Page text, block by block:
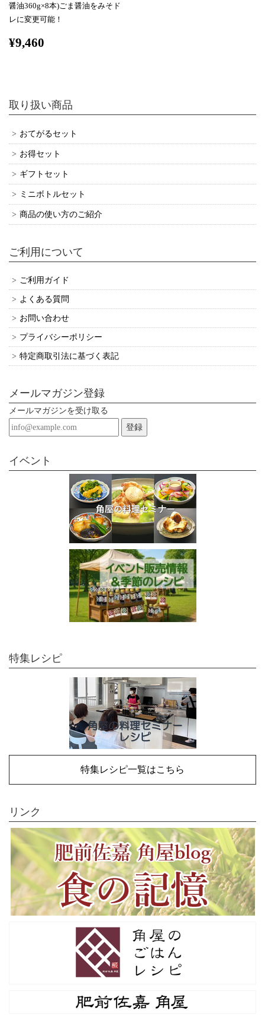
醤油360g×8本)ごま醤油をみそド
レに変更可能！
¥9,460
取り扱い商品
おてがるセット
お得セット
ギフトセット
ミニボトルセット
商品の使い方のご紹介
ご利用について
ご利用ガイド
よくある質問
お問い合わせ
プライバシーポリシー
特定商取引法に基づく表記
メールマガジン登録
メールマガジンを受け取る
登録
イベント
特集レシピ
特集レシピ一覧はこちら
リンク